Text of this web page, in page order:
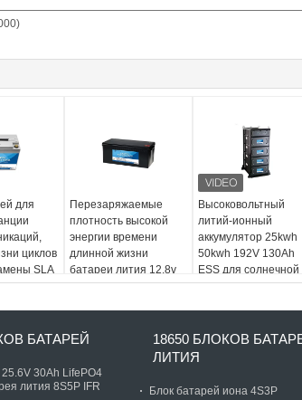
для
циклов
SLA
Перезаряжаемые
плотность высокой
энергии времени
длинной жизни
батареи лития 12.8v
телекоммуникаций
Высоковольтный
литий-ионный
аккумулятор 25kwh
50kwh 192V 130Ah
ESS для солнечной
системы
БАТАРЕЙ
30Ah LifePO4
лития 8S5P IFR
18650 БЛОКОВ
ЛИТИЯ
Блок батарей иона 4S3P